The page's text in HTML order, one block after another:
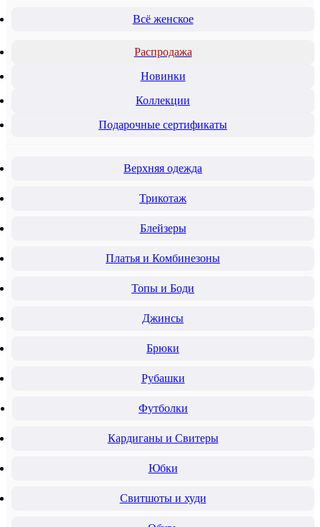
Всё женское
Распродажа
Новинки
Коллекции
Подарочные сертификаты
Верхняя одежда
Трикотаж
Блейзеры
Платья и Комбинезоны
Топы и Боди
Джинсы
Брюки
Рубашки
Футболки
Кардиганы и Свитеры
Юбки
Свитшоты и худи